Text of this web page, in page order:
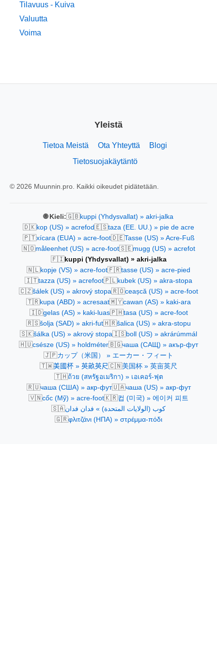
Tilavuus - Kuiva
Valuutta
Voima
Yleistä
Tietoa Meistä Ota Yhteyttä
Blogi
Tietosuojakäytäntö
© 2026 Muunnin.pro. Kaikki oikeudet pidätetään.
🌐 Kieli:🇬🇧kuppi (Yhdysvallat) » akri-jalka
🇩🇰kop (US) » acrefod🇪🇸taza (EE. UU.) » pie de acre
🇵🇹xícara (EUA) » acre-foot🇩🇪Tasse (US) » Acre-Fuß
🇳🇴måleenhet (US) » acre-foot🇸🇪mugg (US) » acrefot
🇫🇮kuppi (Yhdysvallat) » akri-jalka
🇳🇱kopje (VS) » acre-foot🇫🇷tasse (US) » acre-pied
🇮🇹tazza (US) » acrefoot🇵🇱kubek (US) » akra-stopa
🇨🇿šálek (US) » akrový stopa🇷🇴ceașcă (US) » acre-foot
🇹🇷kupa (ABD) » acresaat🇲🇾cawan (AS) » kaki-ara
🇮🇩gelas (AS) » kaki-luas🇵🇭tasa (US) » acre-foot
🇷🇸šolja (SAD) » akri-fut🇭🇷šalica (US) » akra-stopu
🇸🇰šálka (US) » akrový stopa🇮🇸boll (US) » akrárúmmál
🇭🇺csésze (US) » holdméter🇧🇬чаша (САЩ) » акър-фут
🇯🇵カップ（米国） » エーカー・フィート
🇹🇼美國杯 » 英畝英尺🇨🇳美国杯 » 英亩英尺
🇹🇭ถ้วย (สหรัฐอเมริกา) » เอเคอร์-ฟุต
🇷🇺чаша (США) » акр-фут🇺🇦чаша (US) » акр-фут
🇻🇳cốc (Mỹ) » acre-foot🇰🇷컵 (미국) » 에이커 피트
🇸🇦كوب (الولايات المتحدة) » فدان فدان
🇬🇷φλιτζάνι (ΗΠΑ) » στρέμμα-πόδι